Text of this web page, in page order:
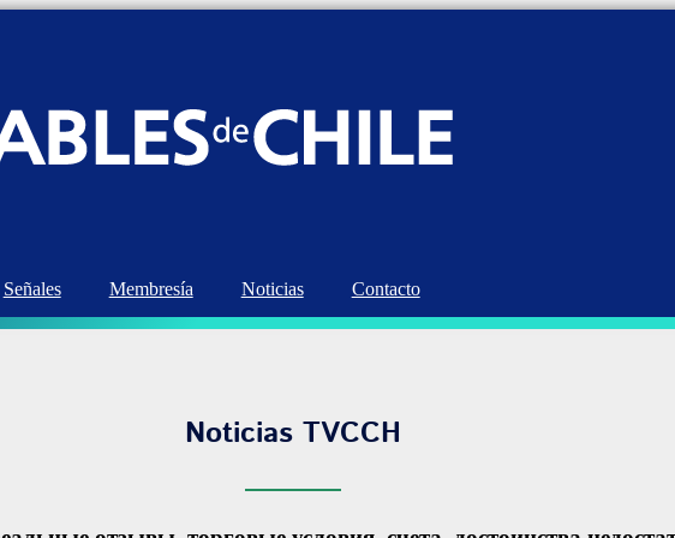
Señales Membresía Noticias Contacto
Noticias TVCCH